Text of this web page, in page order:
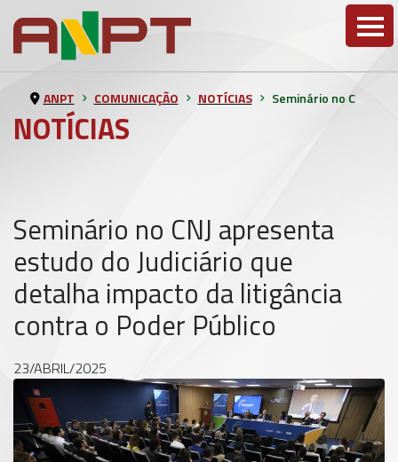
NOTÍCIAS
ANPT COMUNICAÇÃO NOTÍCIAS Seminário no CNJ apresenta estudo do Judiciário que detalha impacto da litigância contra o Poder Público
Seminário no CNJ apresenta
estudo do Judiciário que
detalha impacto da litigância
contra o Poder Público
23/ABRIL/2025